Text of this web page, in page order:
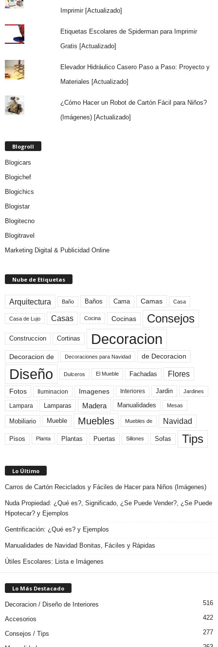
Imprimir [Actualizado]
Etiquetas Escolares de Spiderman para Imprimir
Gratis [Actualizado]
Elevador Hidráulico Casero Paso a Paso: Proyecto y
Materiales [Actualizado]
¿Cómo Hacer un Robot de Cartón Fácil para Niños?
(Imágenes) [Actualizado]
Blogroll
Blogicars
Blogichef
Blogichics
Blogistar
Blogitecno
Blogitravel
Marketing Digital & Publicidad Online
Nube de Etiquetas
Arquitectura Baño Baños Cama Camas Casa
Casa de Lujo Casas Cocina Cocinas Consejos
Construccion Cortinas Decoracion
Decoracion de Decoraciones para Navidad de Decoracion
Diseño Dulceros El Mueble Fachadas Flores
Fotos Iluminacion Imagenes Interiores Jardin Jardines
Lampara Lamparas Madera Manualidades Mesas
Mobiliario Mueble Muebles Muebles de Navidad
Pisos Planta Plantas Puertas Sillones Sofas Tips
Lo Último
Carros de Cartón Reciclados y Fáciles de Hacer para Niños (Imágenes)
Nuda Propiedad: ¿Qué es?, Significado, ¿Se Puede Vender?, ¿Se Puede
Hipotecar? y Ejemplos
Gentrificación: ¿Qué es? y Ejemplos
Manualidades de Navidad Bonitas, Fáciles y Rápidas
Útiles Escolares: Lista e Imágenes
Lo Más Destacado
Decoracion / Diseño de Interiores 516
Accesorios 422
Consejos / Tips 277